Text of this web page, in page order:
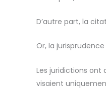
D’autre part, la
Or, la
Les juridictions ont
visaient